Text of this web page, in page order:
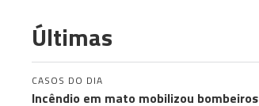
Últimas
CASOS DO DIA
Incêndio em mato mobilizou bombeiros